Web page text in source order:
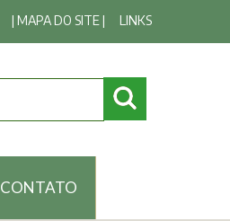
| MAPA DO SITE | LINKS
CONTATO